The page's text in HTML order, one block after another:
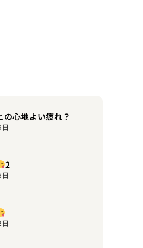
の心地よい疲れ？
2